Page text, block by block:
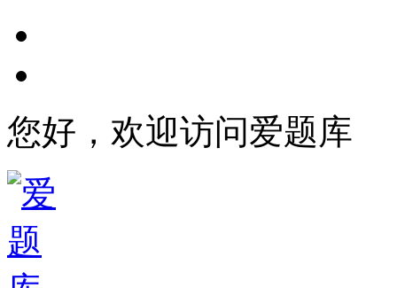
您好，欢迎访问爱题库